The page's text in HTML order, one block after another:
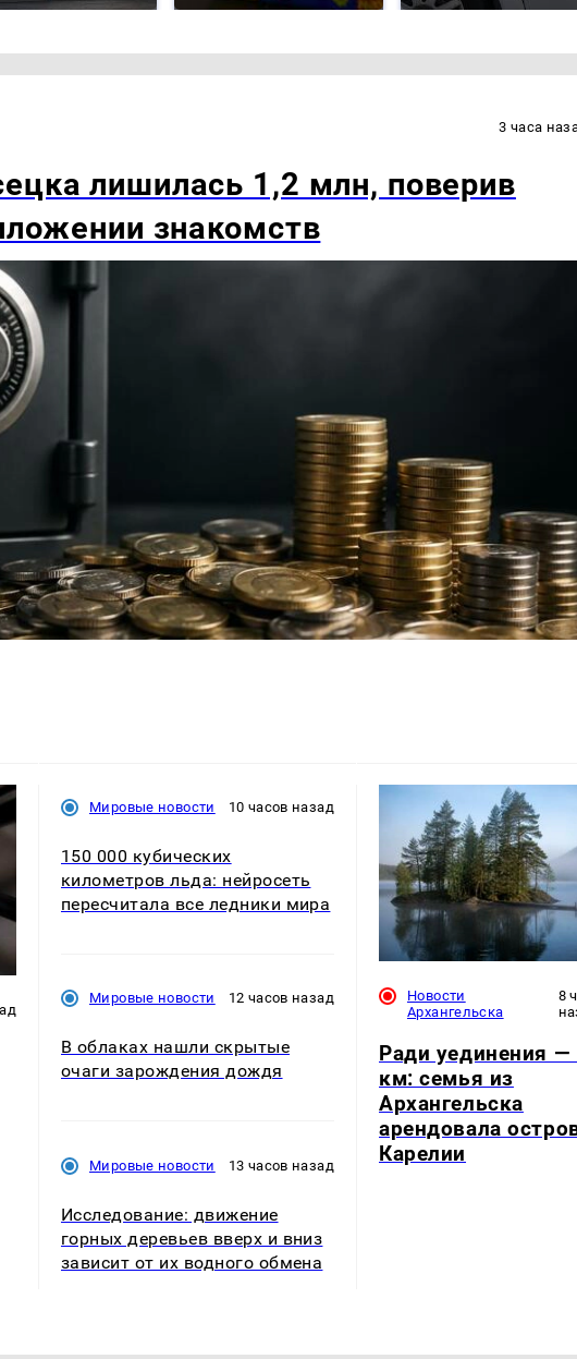
3 часа
лишилась 1,2 млн, поверив
знакомств
Мировые новости 10 часов назад
150 000 кубических
километров льда: нейросеть
пересчитала все ледники мира
Мировые новости 12 часов назад
В облаках нашли скрытые
очаги зарождения дождя
Мировые новости 13 часов назад
Исследование: движение
горных деревьев вверх и вниз
зависит от их водного обмена
Новости
Архангельска
8
Ради уединения —
км: семья из
Архангельска
арендовала
Карелии